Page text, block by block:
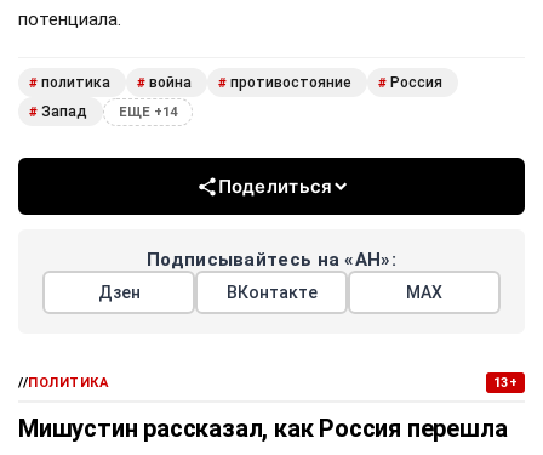
потенциала.
# политика # война # противостояние # Россия
# Запад ЕЩЕ +14
Поделиться
Подписывайтесь на «АН»:
Дзен ВКонтакте МАХ
//ПОЛИТИКА 13+
Мишустин рассказал, как Россия перешла